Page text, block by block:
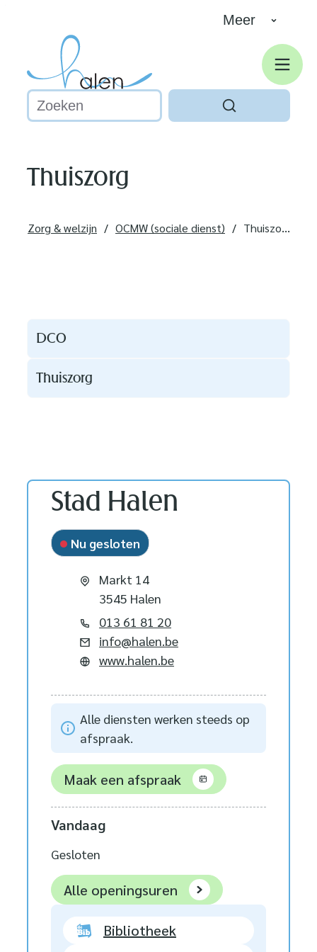
Meer
Waarmee kunnen we jou helpen?
Zoeken
Thuiszorg
Zorg & welzijn OCMW (sociale dienst) Thuiszorg
Thema's
DCO
Thuiszorg
Contact
Stad Halen
Nu gesloten
Adres
Markt 14
,3545 Halen
013 61 81 20
E-mail
info@halen.be
Website www.halen.be
Alle diensten werken steeds op
afspraak.
Maak een afspraak
Vandaag
Gesloten
Alle openingsuren Stad Halen
Bibliotheek